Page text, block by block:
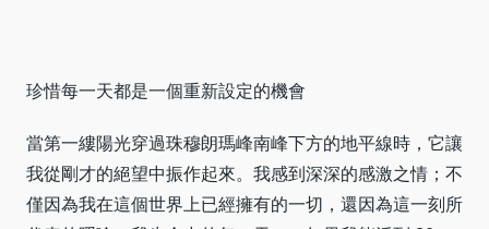
珍惜每一天都是一個重新設定的機會
當第一縷陽光穿過珠穆朗瑪峰南峰下方的地平線時，它讓
我從剛才的絕望中振作起來。我感到深深的感激之情；不
僅因為我在這個世界上已經擁有的一切，還因為這一刻所